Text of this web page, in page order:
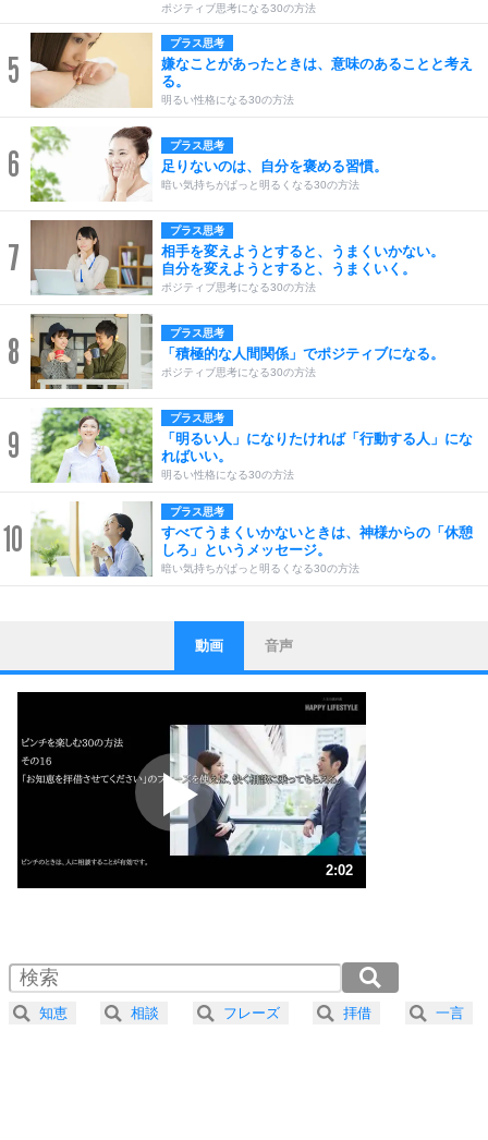
ポジティブ思考になる30の方法
5
プラス思考
嫌なことがあったときは、意味のあることと考え
る。
明るい性格になる30の方法
6 プラス思考
足りないのは、自分を褒める習慣。
暗い気持ちがぱっと明るくなる30の方法
7
プラス思考
相手を変えようとすると、うまくいかない。
自分を変えようとすると、うまくいく。
ポジティブ思考になる30の方法
8 プラス思考
「積極的な人間関係」でポジティブになる。
ポジティブ思考になる30の方法
9
プラス思考
「明るい人」になりたければ「行動する人」にな
ればいい。
明るい性格になる30の方法
10
プラス思考
すべてうまくいかないときは、神様からの「休憩
しろ」というメッセージ。
暗い気持ちがぱっと明るくなる30の方法
1
ストレス対策
他人と比べない。
いっそのこと、他人を見ない。
いらいらしない人になる30の方法
プラス思考
ポジティブになれない原因は、行動しないから。
ポジティブ思考になる30の方法
ストレス対策
人生、なんとかなるもの。
気楽に生きる30の方法
4 器の大きい人は、怒りを優しさで表現する。
プラス思考
動画 音声
2:02
2.0倍速 （240KB 1分1秒）
2.5倍速 （192KB 48秒）
3.0倍速 （160KB 40秒）
知恵 相談 フレーズ 拝借 一言